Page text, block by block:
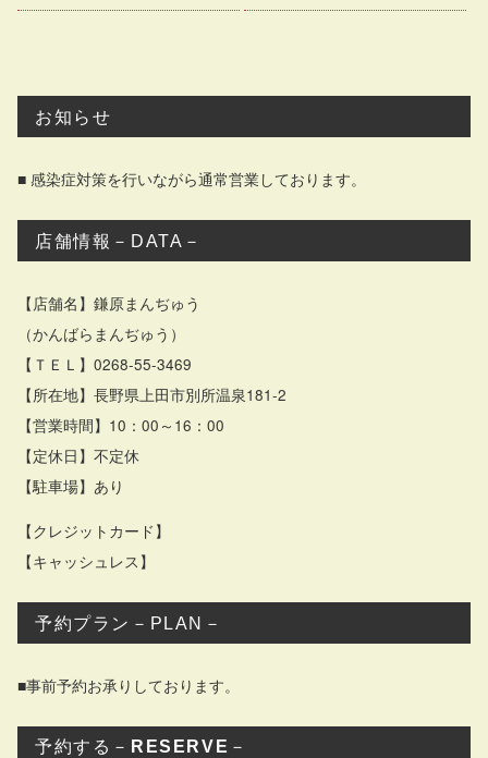
お知らせ
■ 感染症対策を行いながら通常営業しております。
店舗情報－DATA－
【店舗名】鎌原まんぢゅう
（かんばらまんぢゅう）
【ＴＥＬ】0268-55-3469
【所在地】長野県上田市別所温泉181-2
【営業時間】10：00～16：00
【定休日】不定休
【駐車場】あり
【クレジットカード】
【キャッシュレス】
予約プラン－PLAN－
■事前予約お承りしております。
予約する－ RESERVE －